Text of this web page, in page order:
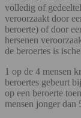
volledig of
veroorzaakt door
beroerte) of door
hersenen
de beroertes is
1 op de 4 mensen
beroertes gebeurt
op een beroerte
mensen jonger dan